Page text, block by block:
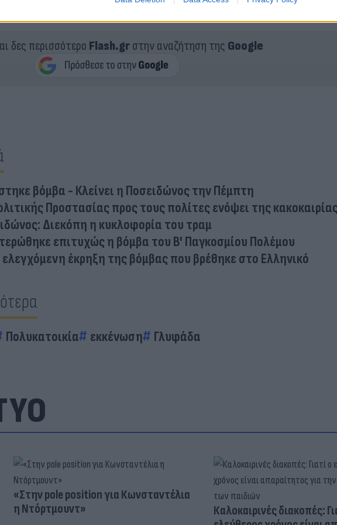
δες περισσότερο Flash.grστην αναζήτηση της Google
βόμβα - Κλείνει η Ποσειδώνος την Πέμπτη
Προστασίας προς τους πολίτες ενόψει της
Διεκόπη η κυκλοφορία του τραμ
επιτυχώς η βόμβα του Β' Παγκοσμίου Πολέμου
έκρηξη της βόμβας που βρέθηκε στο Ελληνικό
Πολυκατοικία εκκένωση Γλυφάδα
«Στην pole position για Κωνσταντέλια
η Ντόρτμουντ»
Καλοκαιρινές διακοπές: